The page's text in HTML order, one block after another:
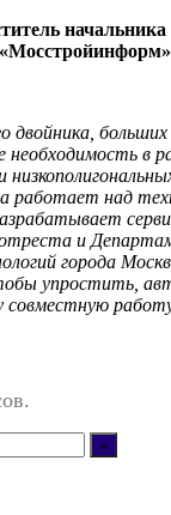
начальника
двойника,
в
работает над
и
города
упростить,